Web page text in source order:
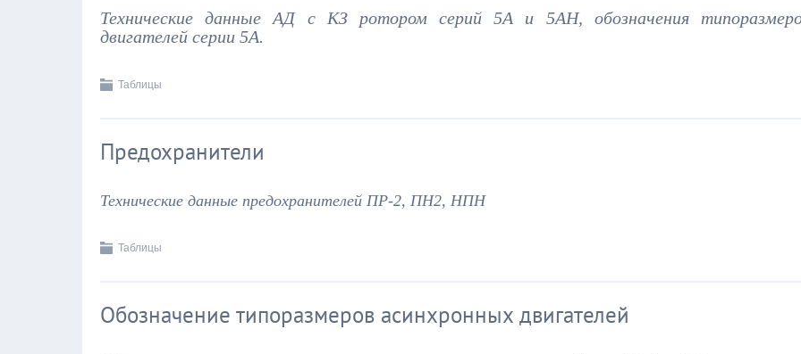
Технические данные АД с КЗ ротором серий 5А и 5АН, обозначения
двигателей серии 5А.
Таблицы
Предохранители
Технические данные предохранителей ПР-2, ПН2, НПН
Таблицы
Обозначение типоразмеров асинхронных двигателей